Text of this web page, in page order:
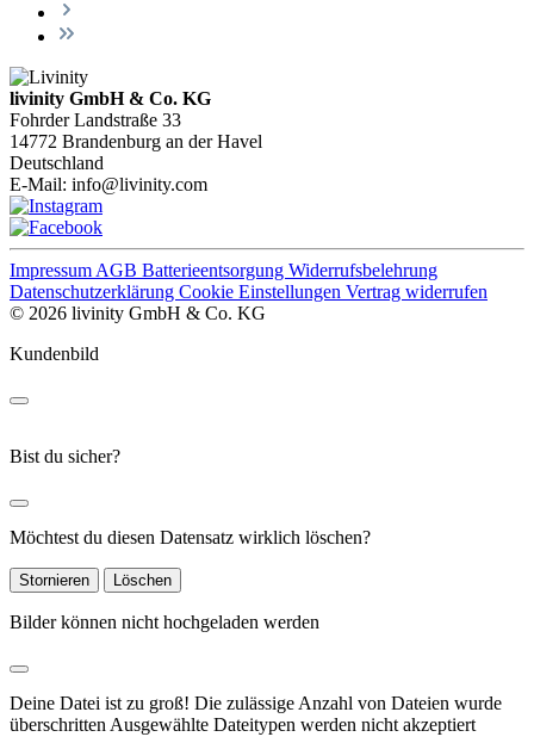
livinity GmbH & Co. KG
Fohrder Landstraße 33
14772 Brandenburg an der Havel
Deutschland
E-Mail: info@livinity.com
Impressum AGB Batterieentsorgung Widerrufsbelehrung
Datenschutzerklärung Cookie Einstellungen Vertrag widerrufen
© 2026 livinity GmbH & Co. KG
Kundenbild
Bist du sicher?
Möchtest du diesen Datensatz wirklich löschen?
Stornieren Löschen
Bilder können nicht hochgeladen werden
Deine Datei ist zu groß! Die zulässige Anzahl von Dateien wurde
überschritten Ausgewählte Dateitypen werden nicht akzeptiert